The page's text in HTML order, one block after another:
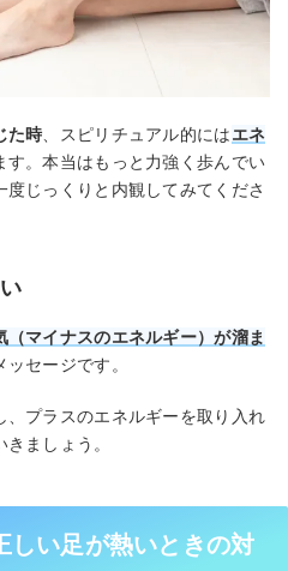
た時、スピリチュアル的にはエネ
す。本当はもっと力強く歩んでい
じっくりと内観してみてくださ
（マイナスのエネルギー）が溜ま
ッセージです。
、プラスのエネルギーを取り入れ
ましょう。
しい足が熱いときの対